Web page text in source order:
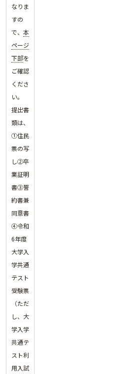
なりま
すの
で、 本
ページ
下部を
ご確認
くださ
い。
提出書
類は、
①住民
票の写
し②卒
業証明
書③誓
約書兼
同意書
④令和
6年度
大学入
学共通
テスト
受験票
（ただ
し、大
学入学
共通テ
スト利
用入試